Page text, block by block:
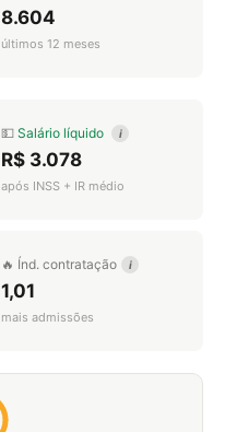
8.604
últimos 12 meses
💵 Salário líquido i
R$ 3.078
após INSS + IR médio
🔥 Índ. contratação i
1,01
mais admissões